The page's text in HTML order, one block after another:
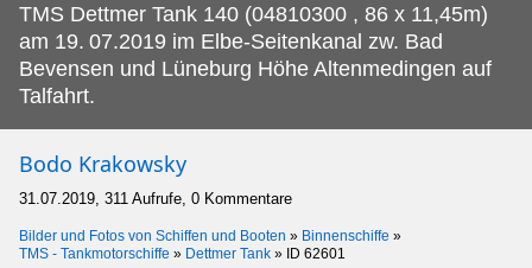
TMS Dettmer Tank 140 (04810300 , 86 x 11,45m)
am 19. 07.2019 im Elbe-Seitenkanal zw. Bad
Bevensen und Lüneburg Höhe Altenmedingen auf
Talfahrt.
Bodo Krakowsky
31.07.2019, 311 Aufrufe, 0 Kommentare
Bilder und Fotos von Schiffen und Booten » Binnenschiffe »
TMS - Tankmotorschiffe » Dettmer Tank » ID 62601